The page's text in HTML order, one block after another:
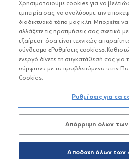
Δείτε τις πολιτικές μας
Βασικές Γνώσεις
Τα νέα μας
Χρήσιμοι σύνδεσμοι
H Eurobank Asset Management
Επενδυτική φιλοσοφία ESG
Πιστοποιημένα στελέχη και
Αποστολή Βιογραφικών
ΟΙ ΟΣΕΚΑ ΔΕΝ ΕΧΟΥΝ
ΠΡΟΗΓΟΥΜΕΝΕΣ ΑΠΟΔΟΣΕΙΣ ΔΕΝ
Copyright ©
Προστασία
Όροι
Πολιτική
Χρησιμοποιούμε cookies για να
εμπειρία σας, να αναλύουμε την
διαδικτυακό τόπο μας κ.λπ. Μπορείτε να
αλλάξετε τις προτιμήσεις σας σχετικά
εξαίρεση όσα είναι τεχνικώς
σύνδεσμο «Ρυθμίσεις cookies».
ενεργό δίνετε τη συγκατάθεσή σας για
σύμφωνα με τα προβλεπόμενα στην
Cookies.
Ρυθμίσεις για τα
Απόρριψη όλων
Αποδοχή όλων των